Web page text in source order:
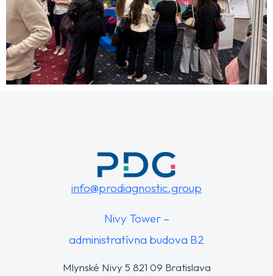
info@prodiagnostic.group
Nivy Tower –
administratívna budova B2
Mlynské Nivy 5 821 09 Bratislava